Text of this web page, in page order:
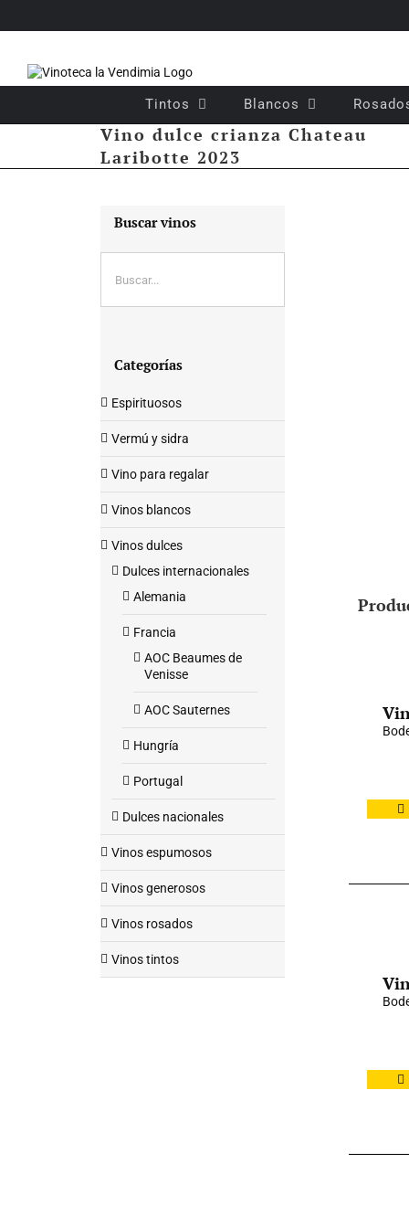
Tintos Blancos
Vino dulce crianza Chateau
Laribotte 2023
Buscar vinos
Categorías
Espirituosos
Vermú y sidra
Vino para regalar
Vinos blancos
Vinos dulces
Dulces internacionales
Alemania
Francia
AOC Beaumes de
Venisse
AOC Sauternes
Hungría
Portugal
Dulces nacionales
Vinos espumosos
Vinos generosos
Vinos rosados
Vinos tintos